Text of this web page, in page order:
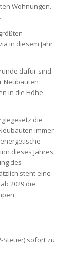
Wohnungen.
in diesem Jahr
dafür sind
Neubauten
in die Höhe
die
immer
dieses Jahres.
des
steht eine
2029 die
Steuer) sofort zu